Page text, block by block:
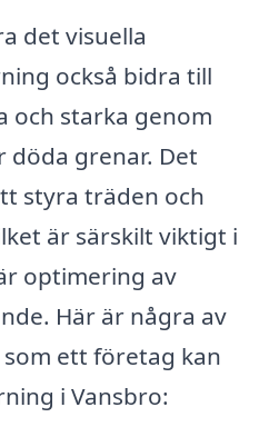
det visuella
också bidra till
och starka genom
döda grenar. Det
styra träden och
är särskilt viktigt i
optimering av
Här är några av
ett företag kan
i Vansbro: